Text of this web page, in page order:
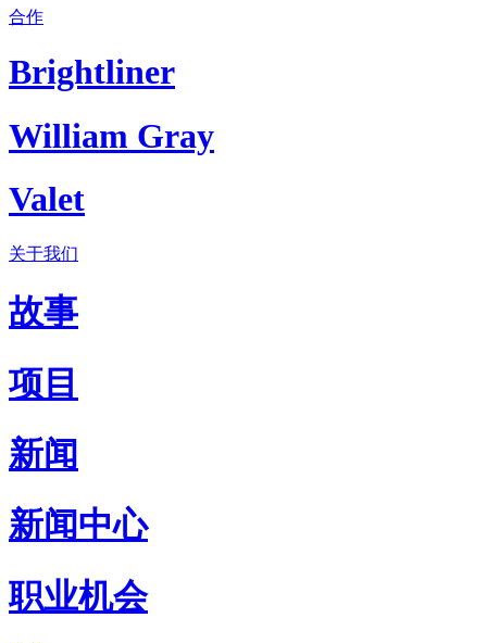
合作
Brightliner
William Gray
Valet
关于我们
故事
项目
新闻
新闻中心
职业机会